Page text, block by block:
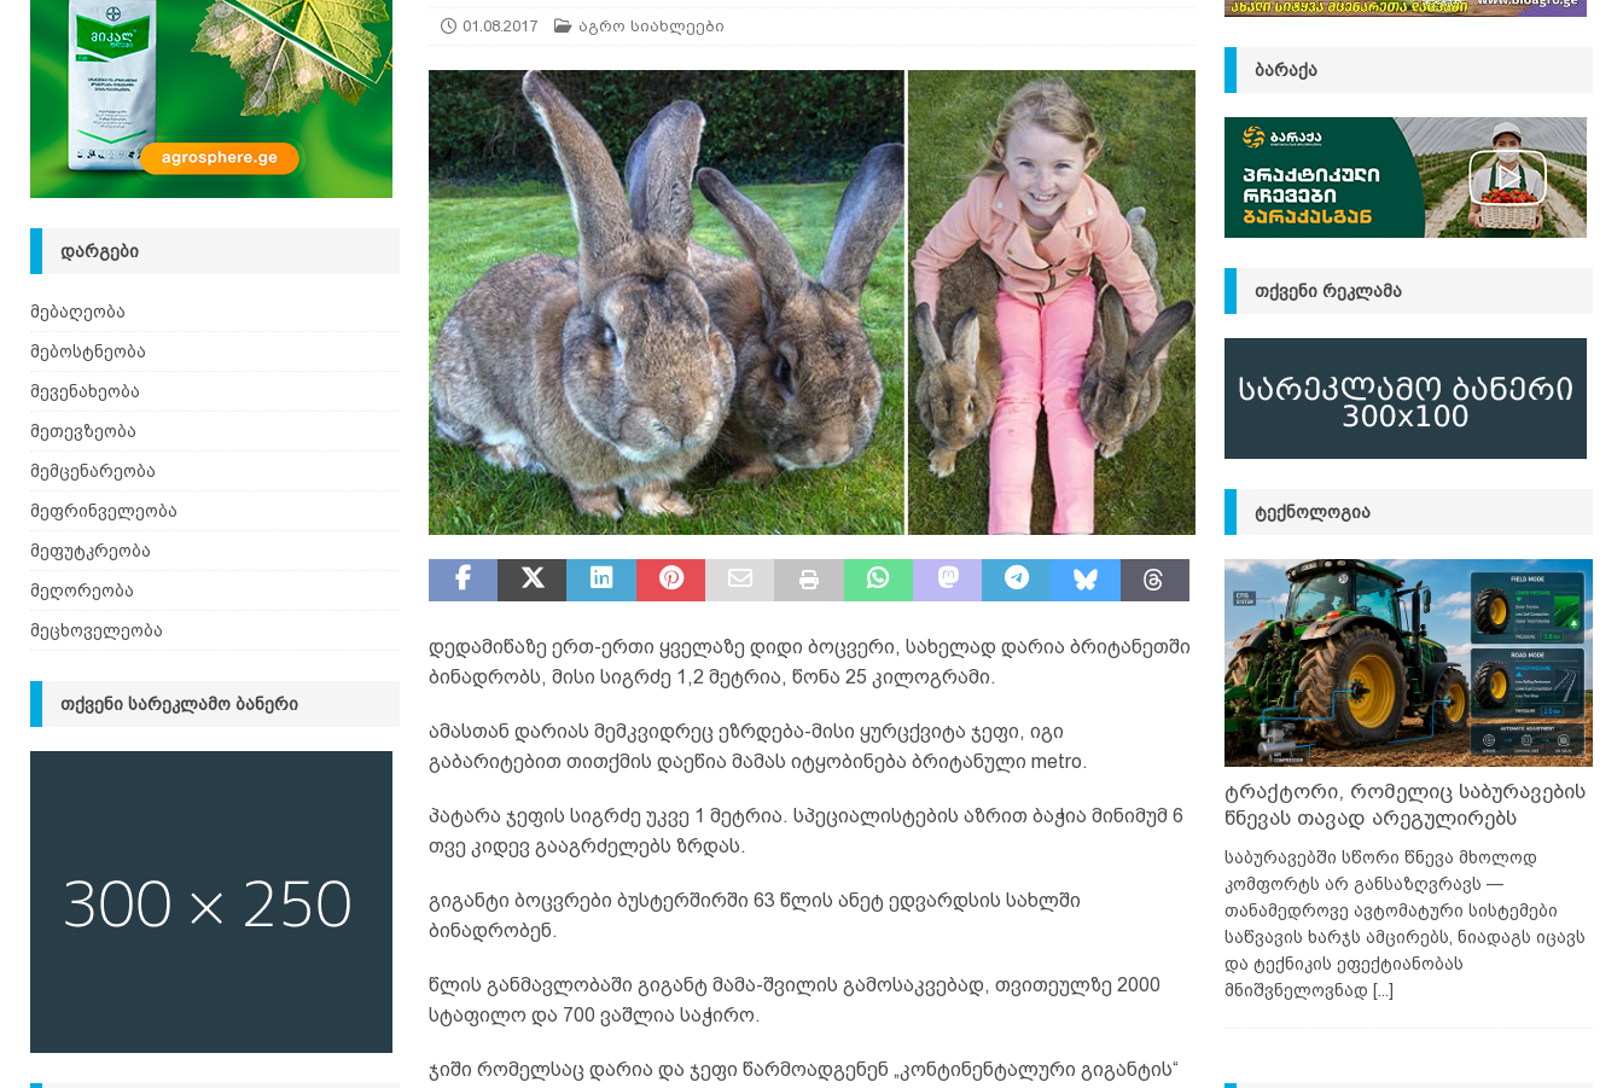
01.08.2017 აგრო სიახლეები
დედამიწაზე ერთ-ერთი ყველაზე დიდი ბოცვერი, სახელად დარია ბრიტანეთში
ბინადრობს, მისი სიგრძე 1,2 მეტრია, წონა 25 კილოგრამი.
ამასთან დარიას მემკვიდრეც ეზრდება-მისი ყურცქვიტა ჯეფი, იგი
გაბარიტებით თითქმის დაეწია მამას იტყობინება ბრიტანული metro.
პატარა ჯეფის სიგრძე უკვე 1 მეტრია. სპეციალისტების აზრით ბაჭია მინიმუმ 6
თვე კიდევ გააგრძელებს ზრდას.
გიგანტი ბოცვრები ბუსტერშირში 63 წლის ანეტ ედვარდსის სახლში
ბინადრობენ.
წლის განმავლობაში გიგანტ მამა-შვილის გამოსაკვებად, თვითეულზე 2000
სტაფილო და 700 ვაშლია საჭირო.
ჯიში რომელსაც დარია და ჯეფი წარმოადგენენ „კონტინენტალური გიგანტის“
ᲓᲐᲠᲒᲔᲑᲘ
მებაღეობა
მებოსტნეობა
მევენახეობა
მეთევზეობა
მემცენარეობა
მეფრინველეობა
მეფუტკრეობა
მეღორეობა
მეცხოველეობა
ᲗᲥᲕᲔᲜᲘ ᲡᲐᲠᲔᲙᲚᲐᲛᲝ ᲑᲐᲜᲔᲠᲘ
ᲑᲐᲠᲐᲥᲐ
ᲗᲥᲕᲔᲜᲘ ᲠᲔᲙᲚᲐᲛᲐ
ᲢᲔᲥᲜᲝᲚᲝᲒᲘᲐ
ტრაქტორი, რომელიც საბურავების
წნევას თავად არეგულირებს
საბურავებში სწორი წნევა მხოლოდ
კომფორტს არ განსაზღვრავს —
თანამედროვე ავტომატური სისტემები
საწვავის ხარჯს ამცირებს, ნიადაგს იცავს
და ტექნიკის ეფექტიანობას
მნიშვნელოვნად [...]